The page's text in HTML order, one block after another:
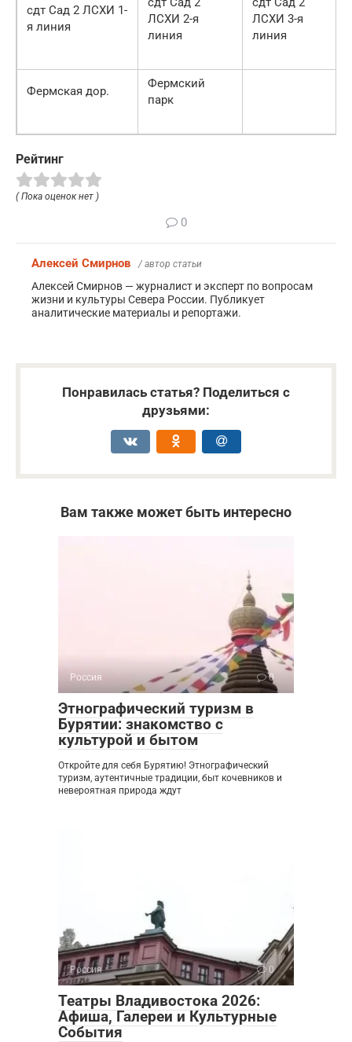
сдт Сад 2 ЛСХИ 1-
я линия
ЛСХИ 2-я
линия
ЛСХИ 3-я
линия
Фермская дор.
Фермский
парк
Рейтинг
( Пока оценок нет )
0
Алексей Смирнов / автор статьи
Алексей Смирнов — журналист и эксперт по вопросам
жизни и культуры Севера России. Публикует
аналитические материалы и репортажи.
Понравилась статья? Поделиться с
друзьями:
Вам также может быть интересно
Россия 0
Этнографический туризм в
Бурятии: знакомство с
культурой и бытом
Откройте для себя Бурятию! Этнографический
туризм, аутентичные традиции, быт кочевников и
невероятная природа ждут
Россия 0
Театры Владивостока 2026:
Афиша, Галереи и Культурные
События